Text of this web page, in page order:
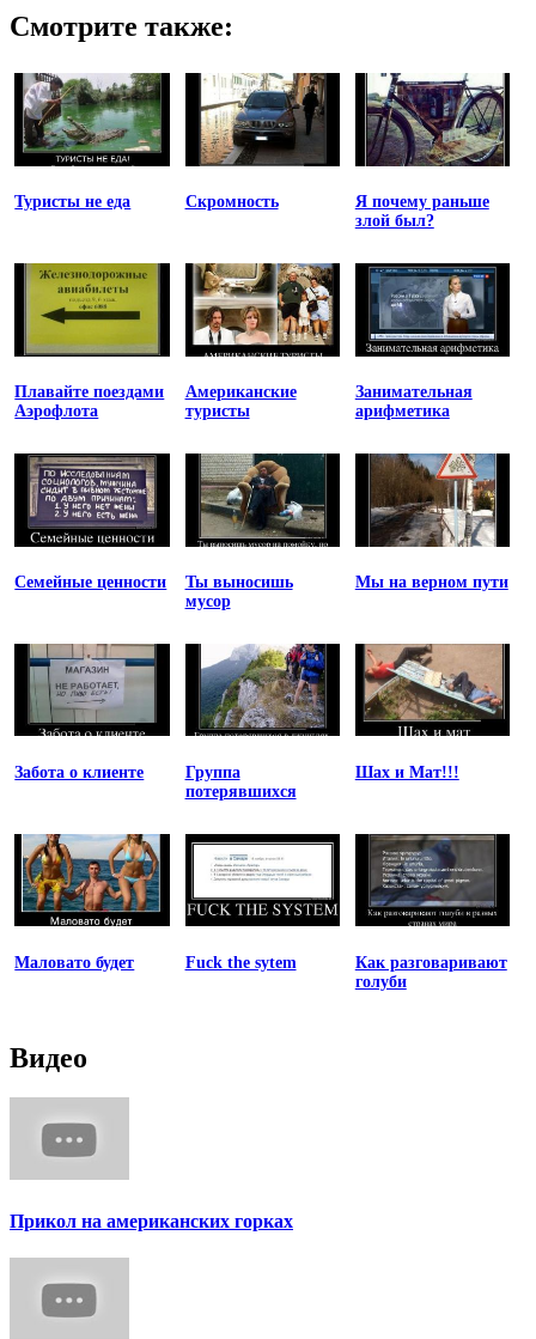
Смотрите также:
Туристы не еда Скромность
Я почему раньше
злой был?
Плавайте поездами
Аэрофлота
Американские
туристы
Занимательная
арифметика
Семейные ценности
Ты выносишь
мусор
Мы на верном пути
Забота о клиенте
Группа
потерявшихся
Шах и Мат!!!
Маловато будет Fuck the sytem
Как разговаривают
голуби
Видео
Прикол на американских горках